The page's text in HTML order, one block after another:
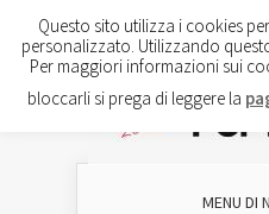
MENU DI
Questo sito utilizza i cookies
personalizzato. Utilizzando
Per maggiori informazioni sui
bloccarli si prega di leggere la